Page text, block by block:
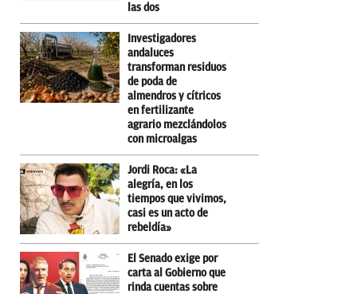
las dos
Investigadores
andaluces
transforman residuos
de poda de
almendros y cítricos
en fertilizante
agrario mezclándolos
con microalgas
Jordi Roca: «La
alegría, en los
tiempos que vivimos,
casi es un acto de
rebeldía»
El Senado exige por
carta al Gobierno que
rinda cuentas sobre